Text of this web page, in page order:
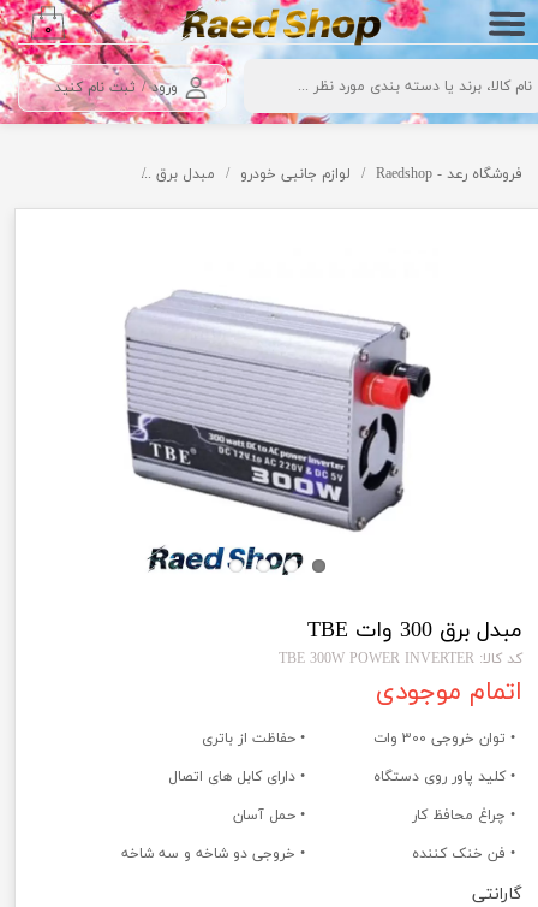
ورود / ثبت نام کنید
حساب کاربری من
تغییر گذر واژه
سفارشات
خروج از حساب کاربری
۰
فروشگاه رعد - Raedshop لوازم جانبی خودرو مبدل برق
مبدل برق 300 وات TBE
کد کالا: TBE 300W POWER INVERTER
اتمام موجودی
• توان خروجی 300 وات
• حفاظت از باتری
• کلید پاور روی دستگاه
• دارای کابل های اتصال
• چراغ محافظ کار
• حمل آسان
• فن خنک کننده
• خروجی دو شاخه و سه شاخه
گارانتی